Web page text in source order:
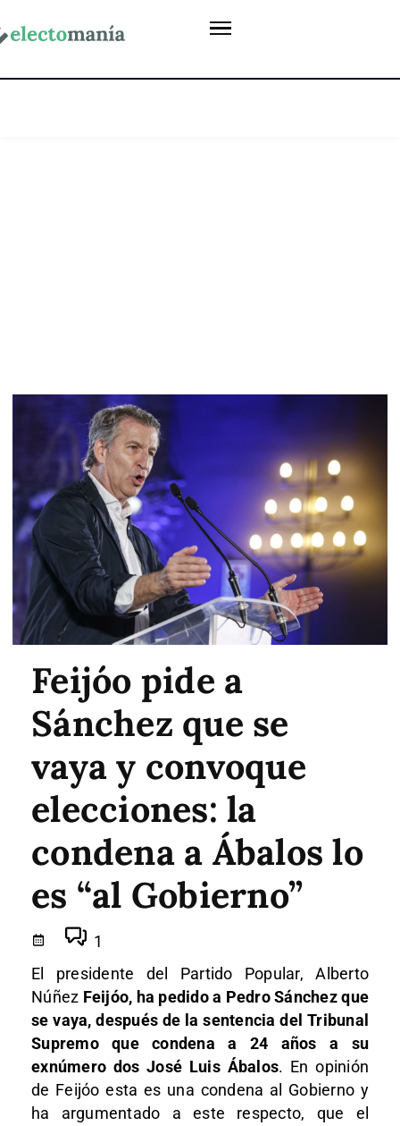
Feijóo pide a
Sánchez que se
vaya y convoque
elecciones: la
condena a Ábalos lo
es “al Gobierno”
1
El presidente del Partido Popular, Alberto
Núñez Feijóo, ha pedido a Pedro Sánchez que
se vaya, después de la sentencia del Tribunal
Supremo que condena a 24 años a su
exnúmero dos José Luis Ábalos. En opinión
de Feijóo esta es una condena al Gobierno y
ha argumentado a este respecto, que el